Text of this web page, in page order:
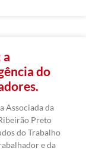
a
do
Associada da
Preto
do Trabalho
e da